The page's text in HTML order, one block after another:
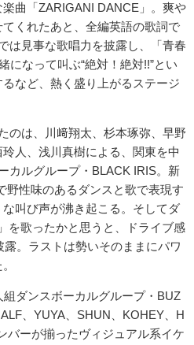
曲「ZARIGANI DANCE」。爽や
くれたあと、全編英語の歌詞で
は見事な歌唱力を披露し、「青春
になって叫ぶ“絶対！絶対!!”とい
など、熱く盛り上がるステージ
のは、川﨑翔太、杉本琢弥、早野
人、浅川真樹による、関東を中
カルグループ・BLACK IRIS。新
野性味のあるダンスと歌で表現す
叫び声が沸き起こる。そしてダ
を歌ったかと思うと、ドライブ感
。ラストは勢いそのままにパワ
ダンスボーカルグループ・BUZ
、YUYA、SHUN、KOHEY、H
バーが揃ったヴィジュアル系イケ